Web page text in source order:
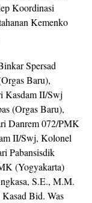
Koordinasi
Kemenko
Spersad
Baru),
Kasdam II/Swj
(Orgas Baru),
Danrem 072/PMK
II/Swj, Kolonel
Pabansisdik
(Yogyakarta)
S.E., M.M.
Bid. Was